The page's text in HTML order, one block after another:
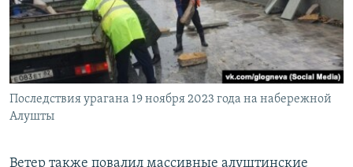
Последствия урагана 19 ноября 2023 года на набережной
Алушты
Ветер также повалил массивные алуштинские